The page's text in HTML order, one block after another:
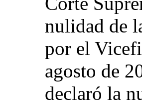
nulidad de
por el
agosto de
declaró la